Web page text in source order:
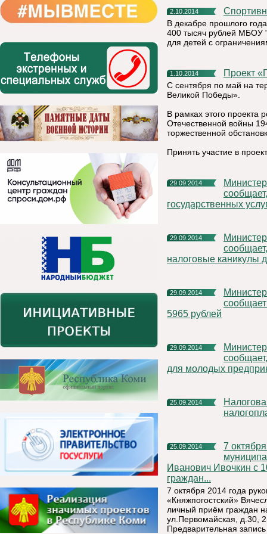
2.10.2014
В декабре прошлого
400 тысяч рублей МБОУ
для детей с
1.10.2014 Проект
С сентября по май на
Великой Победы».
В рамках этого проекта
Отечественной войны
торжественной
Принять участие в
29.09.2014
Министерство экономического развития Республики Коми
государственных
29.09.2014
Министерство экономического развития Республики Коми
налоговые каникулы
29.09.2014
Министерство экономического развития Республики Коми
5965 рублей
29.09.2014
Министерство экономического развития Республики Коми
для молодых
25.09.2014
Налоговая служба проводит Дни открытых дверей для
25.09.2014
7 октября 2014 года руководитель администрации
Иванович Ивочкин с
граждан...
7 октября 2014 года
«Княжпогостский»
личный приём граждан
ул.Первомайская, д.30,
Предварительная